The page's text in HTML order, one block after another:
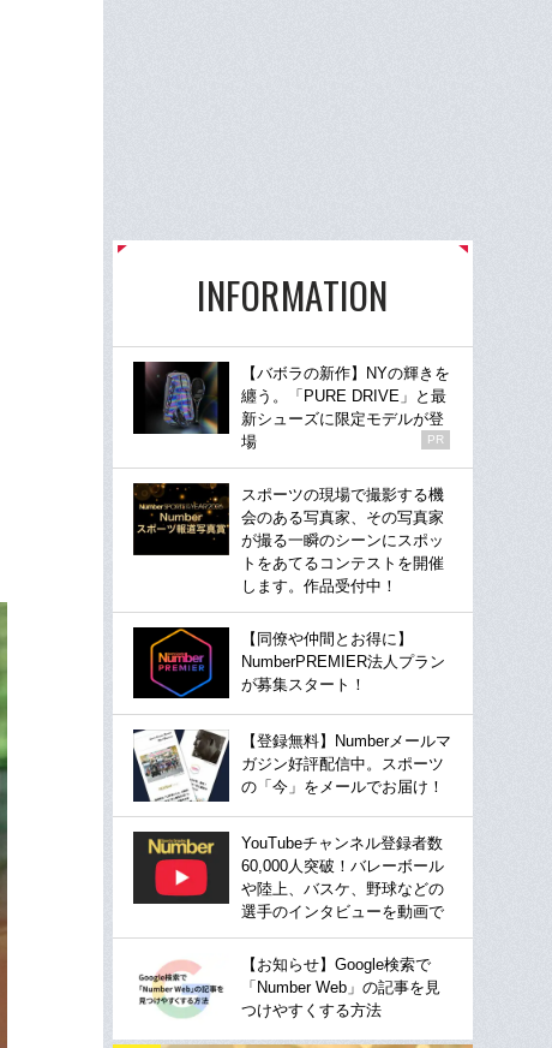
INFORMATION
【バボラの新作】NYの輝きを
纏う。「PURE DRIVE」と最
新シューズに限定モデルが登
場
PR
スポーツの現場で撮影する機
会のある写真家、その写真家
が撮る一瞬のシーンにスポッ
トをあてるコンテストを開催
します。作品受付中！
【同僚や仲間とお得に】
NumberPREMIER法人プラン
が募集スタート！
【登録無料】Numberメールマ
ガジン好評配信中。スポーツ
の「今」をメールでお届け！
YouTubeチャンネル登録者数
60,000人突破！バレーボール
や陸上、バスケ、野球などの
選手のインタビューを動画で
【お知らせ】Google検索で
「Number Web」の記事を見
つけやすくする方法